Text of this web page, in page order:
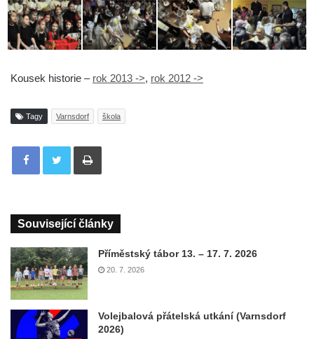
Kousek historie – rok 2013 ->, rok 2012 ->
Tagy Varnsdorf škola
Tisknout
Související články
Příměstský tábor 13. – 17. 7. 2026
20. 7. 2026
Volejbalová přátelská utkání (Varnsdorf
2026)